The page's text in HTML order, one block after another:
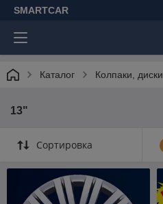
SMARTCAR
Каталог Колпаки, диски
13"
Сортировка